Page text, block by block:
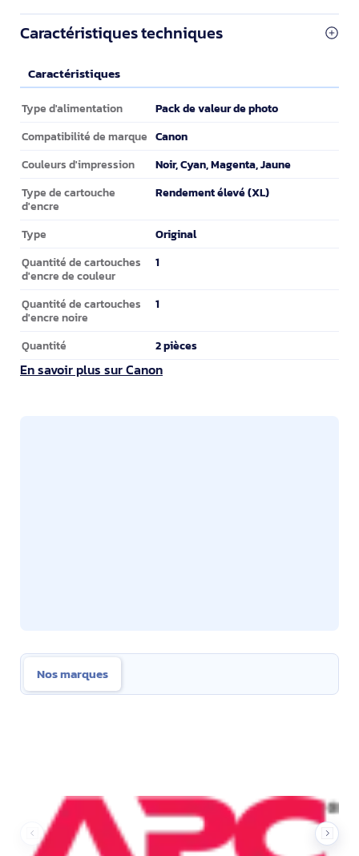
Caractéristiques techniques
Caractéristiques
Caractéristiques
Type d'alimentation Pack de valeur de photo
Compatibilité de marque Canon
Couleurs d'impression Noir, Cyan, Magenta, Jaune
Type de cartouche
d'encre
Rendement élevé (XL)
Type Original
Quantité de cartouches
d'encre de couleur
1
Quantité de cartouches
d'encre noire
1
Quantité 2 pièces
En savoir plus sur Canon
Nos marques